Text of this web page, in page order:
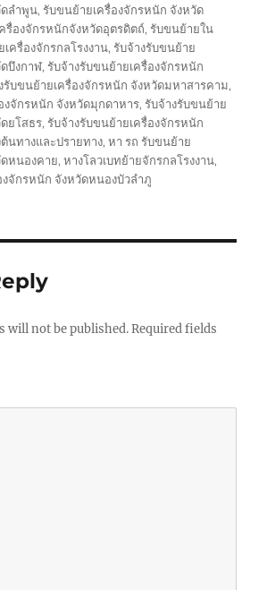
ดลำพูน,รับขนย้ายเครื่องจักรหนัก จังหวัด
รื่องจักรหนักจังหวัดอุตรดิตถ์,รับขนย้ายใน
ครื่องจักรกลโรงงาน,รับจ้างรับขนย้าย
บึงกาฬ,รับจ้างรับขนย้ายเครื่องจักรหนัก
รับขนย้ายเครื่องจักรหนัก จังหวัดมหาสารคาม,
งจักรหนัก จังหวัดมุกดาหาร,รับจ้างรับขนย้าย
ยโสธร,รับจ้างรับขนย้ายเครื่องจักรหนัก
นทางและปรายทาง,หา รถ รับขนย้าย
หนองคาย,หางโลวเบทย้ายจักรกลโรงงาน,
จักรหนัก จังหวัดหนองบัวลำภู
will not be published. Required fields